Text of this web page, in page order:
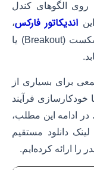
روی الگوهای کندل
اندیکاتور فارکس،
سرعت تصمیم‌گیری در تشخیص نقاط شکست (Breakout) یا
برای بسیاری از
خودکارسازی فرآیند
ادامه این مطلب،
دانلود مستقیم
را ارائه کرده‌ایم.